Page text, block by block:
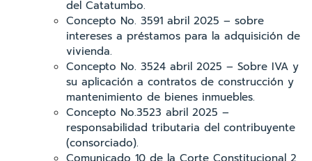
del Catatumbo.
Concepto No. 3591 abril 2025 – sobre
intereses a préstamos para la adquisición de
vivienda.
Concepto No. 3524 abril 2025 – Sobre IVA y
su aplicación a contratos de construcción y
mantenimiento de bienes inmuebles.
Concepto No.3523 abril 2025 –
responsabilidad tributaria del contribuyente
(consorciado).